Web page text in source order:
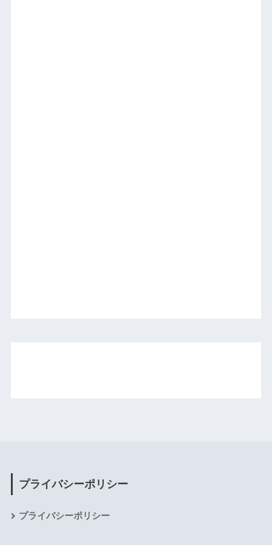
プライバシーポリシー
プライバシーポリシー